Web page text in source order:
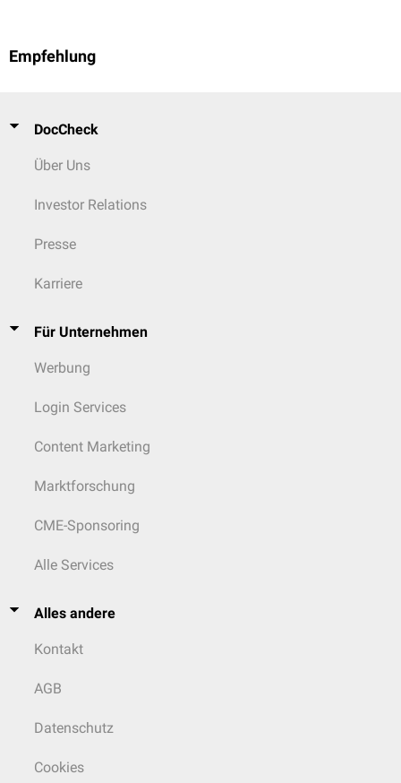
Empfehlung
DocCheck
Über Uns
Investor Relations
Presse
Karriere
Für Unternehmen
Werbung
Login Services
Content Marketing
Marktforschung
CME-Sponsoring
Alle Services
Alles andere
Kontakt
AGB
Datenschutz
Cookies